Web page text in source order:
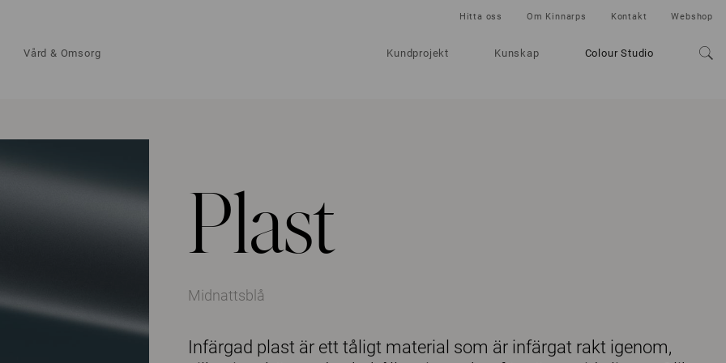
Vård & Omsorg Kundprojekt Kunskap Colour Studio
Hitta oss Om Kinnarps Kontakt Webshop
Plast
Midnattsblå
Infärgad plast är ett tåligt material som är infärgat rakt igenom,